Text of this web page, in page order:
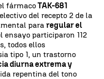
fármacoTAK-681
del recepto 2 de la
para regular el
ensayo participaron 112
todos ellos
tipo 1, un trastorno
diurna extrema y
repentina del tono